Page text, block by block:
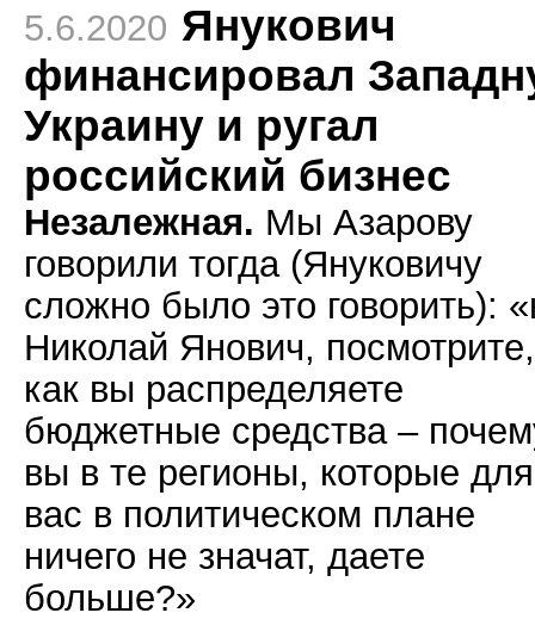
5.6.2020 Янукович
финансировал
Украину и ругал
российский бизнес
Незалежная. Мы Азарову
говорили тогда (Януковичу
сложно было это говорить):
Николай Янович, посмотрите,
как вы распределяете
бюджетные средства –
вы в те регионы, которые для
вас в политическом плане
ничего не значат, даете
больше?»